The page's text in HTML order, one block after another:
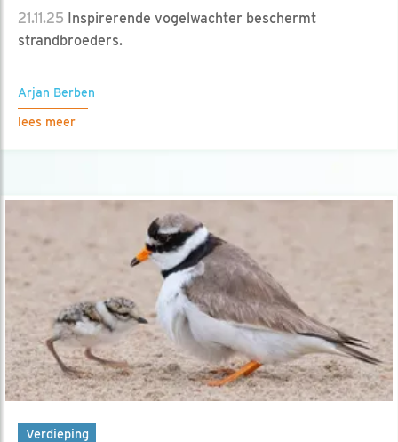
21.11.25 Inspirerende vogelwachter beschermt
strandbroeders.
Arjan Berben
lees meer
Verdieping